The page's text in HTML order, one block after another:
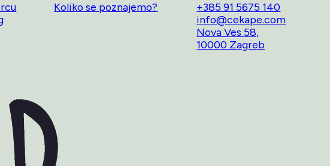
Koliko se poznajemo?
+385 91 5675 140
info@cekape.com
Nova Ves 58,
10000 Zagreb